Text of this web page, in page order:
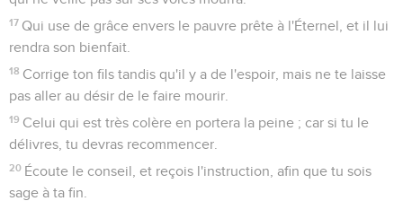
17 Qui use de grâce envers le pauvre prête à l'Éternel, et il lui
rendra son bienfait.
18 Corrige ton fils tandis qu'il y a de l'espoir, mais ne te laisse
pas aller au désir de le faire mourir.
19 Celui qui est très colère en portera la peine ; car si tu le
délivres, tu devras recommencer.
20 Écoute le conseil, et reçois l'instruction, afin que tu sois
sage à ta fin.